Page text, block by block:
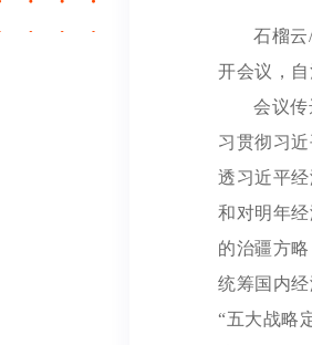
石榴云
开会议，自
会议
习贯彻习
透习近平
和对明年
的治疆方
统筹国内
“五大战略